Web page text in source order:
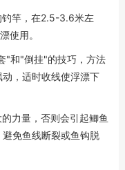
钓竿，在2.5-3.6米左
使用。
"和"倒挂"的技巧，方法
，适时收线使浮漂下
力量，否则会引起鲫鱼
免鱼线断裂或鱼钩脱